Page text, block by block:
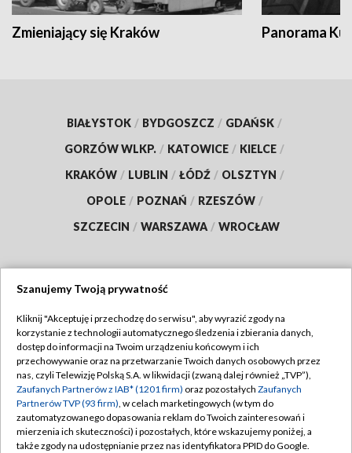
Zmieniający się Kraków Panorama
BIAŁYSTOK / BYDGOSZCZ / GDAŃSK /
GORZÓW WLKP. / KATOWICE / KIELCE /
KRAKÓW / LUBLIN / ŁÓDŹ / OLSZTYN /
OPOLE / POZNAŃ / RZESZÓW /
SZCZECIN / WARSZAWA / WROCŁAW
TVP
Abonament TVP
Emisja w TVP
Centrum informacji TVP
Naziemna Telewizja Cyfrowa
Regulamin TVP
Polityka prywatności
Moje zgody
Pomoc
Szanujemy Twoją prywatność
Kliknij "Akceptuję i przechodzę do serwisu", aby wyrazić zgody na
korzystanie z technologii automatycznego śledzenia i zbierania danych,
dostęp do informacji na Twoim urządzeniu końcowym i ich
przechowywanie oraz na przetwarzanie Twoich danych osobowych przez
nas, czyli Telewizję Polską S.A. w likwidacji (zwaną dalej również „TVP”),
Zaufanych Partnerów z IAB* (1201 firm) oraz pozostałych Zaufanych
Partnerów TVP (93 firm), w celach marketingowych (w tym do
zautomatyzowanego dopasowania reklam do Twoich zainteresowań i
mierzenia ich skuteczności) i pozostałych, które wskazujemy poniżej, a
także zgody na udostępnianie przez nas identyfikatora PPID do Google.